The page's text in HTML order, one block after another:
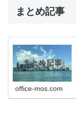
まとめ記事
office-mos.com